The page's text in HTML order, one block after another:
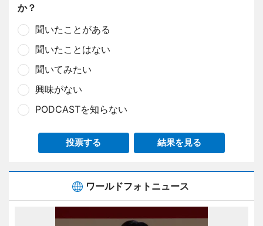
か？
聞いたことがある
聞いたことはない
聞いてみたい
興味がない
PODCASTを知らない
投票する 結果を見る
ワールドフォトニュース